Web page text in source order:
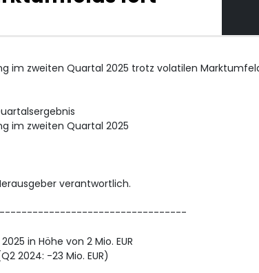
im zweiten Quartal 2025 trotz volatilen
im zweiten Quartal 2025
verantwortlich.
in Höhe von 2 Mio. EUR
2024: -23 Mio. EUR)